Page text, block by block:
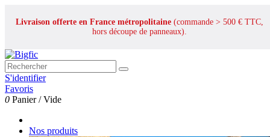
Livraison offerte en France métropolitaine (commande > 500 € TTC,
hors découpe de panneaux).
S'identifier
Favoris
0 Panier /Vide
Nos produits